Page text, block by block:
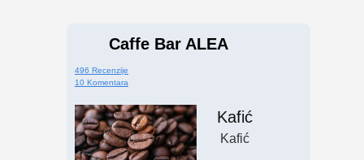
Caffe Bar ALEA
496 Recenzije
10 Komentara
Kafić
Kafić